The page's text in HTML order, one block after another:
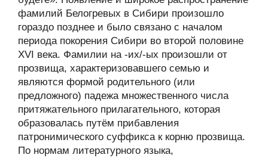
фамилий Белогревых в Сибири произошло
гораздо позднее и было связано с началом
периода покорения Сибири во второй половине
XVI века. Фамилии на -их/-ых произошли от
прозвища, характеризовавшего семью и
являются формой родительного (или
предложного) падежа множественного числа
притяжательного прилагательного, которая
образовалась путём прибавления
патронимического суффикса к корню прозвища.
По нормам литературного языка,